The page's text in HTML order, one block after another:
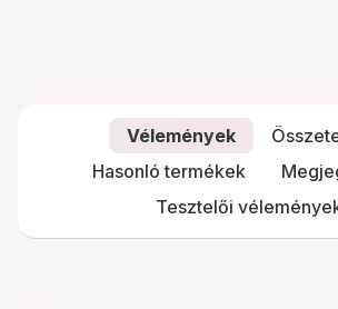
Vélemények
Hasonló termékek
Tesztelői